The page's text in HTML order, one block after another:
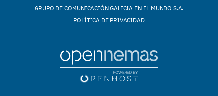
GRUPO DE COMUNICACIÓN GALICIA EN EL MUNDO S.A.
POLÍTICA DE PRIVACIDAD